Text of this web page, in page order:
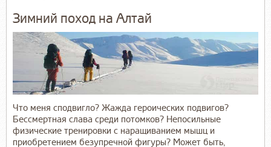
Зимний поход на Алтай
Что меня сподвигло? Жажда героических подвигов?
Бессмертная слава среди потомков? Непосильные
физические тренировки с наращиванием мышц и
приобретением безупречной фигуры? Может быть,